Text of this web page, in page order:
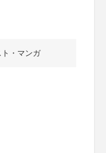
ト・マンガ